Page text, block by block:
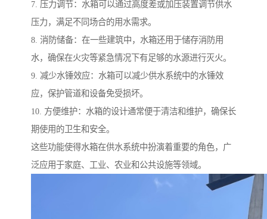
7. 压力调节：水箱可以通过高度差或加压装置调节供水
压力，满足不同场合的用水需求。
8. 消防储备：在一些建筑中，水箱还用于储存消防用
水，确保在火灾等紧急情况下有足够的水源进行灭火。
9. 减少水锤效应：水箱可以减少供水系统中的水锤效
应，保护管道和设备免受损坏。
10. 方便维护：水箱的设计通常便于清洁和维护，确保长
期使用的卫生和安全。
这些功能使得水箱在供水系统中扮演着重要的角色，广
泛应用于家庭、工业、农业和公共设施等领域。